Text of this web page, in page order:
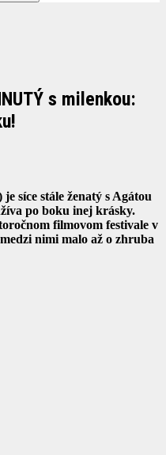
s milenkou:
síce stále ženatý s Agátou
po boku inej krásky.
filmovom festivale v
nimi malo až o zhruba